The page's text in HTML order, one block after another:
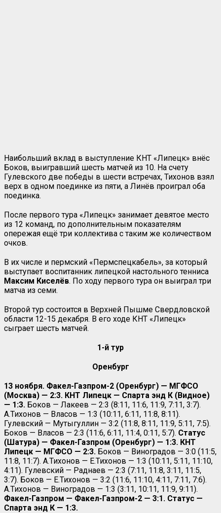
Наибольший вклад в выступление КНТ «Липецк» внёс
Боков, выигравший шесть матчей из 10. На счету
Гулевского две победы в шести встречах, Тихонов взял
верх в одном поединке из пяти, а Линёв проиграл оба
поединка.
После первого тура «Липецк» занимает девятое место
из 12 команд, по дополнительным показателям
опережая ещё три коллектива с таким же количеством
очков.
В их числе и пермский «Пермспецкабель», за который
выступает воспитанник липецкой настольного тенниса
Максим Киселёв. По ходу первого тура он выиграл три
матча из семи.
Второй тур состоится в Верхней Пышме Свердловской
области 12-15 декабря. В его ходе КНТ «Липецк»
сыграет шесть матчей.
1-й тур
Оренбург
13 ноября. Факел-Газпром-2 (Оренбург) — МГФСО
(Москва) — 2:3. КНТ Липецк — Спарта энд К (Видное)
— 1:3. Боков — Лакеев — 2:3 (8:11, 11:6, 11:9, 7:11, 3:7).
А.Тихонов — Власов — 1:3 (10:11, 6:11, 11:8, 8:11).
Гулевский — Мутыгуллин — 3:2 (11:8, 8:11, 11:9, 5:11, 7:5).
Боков — Власов — 2:3 (11:6, 6:11, 11:4, 0:11, 5:7). Статус
(Шатура) — Факел-Газпром (Оренбург) — 1:3. КНТ
Липецк — МГФСО — 2:3. Боков — Виноградов — 3:0 (11:5,
11:8, 11:7). А.Тихонов — Е.Тихонов — 1:3 (10:11, 5:11, 11:10,
4:11). Гулевский — Раднаев — 2:3 (7:11, 11:8, 3:11, 11:5,
3:7). Боков — Е.Тихонов — 3:2 (11:6, 11:10, 4:11, 7:11, 7:6).
А.Тихонов — Виноградов — 1:3 (3:11, 10:11, 11:9, 9:11).
Факел-Газпром — Факел-Газпром-2 — 3:1. Статус —
Спарта энд К — 1:3.